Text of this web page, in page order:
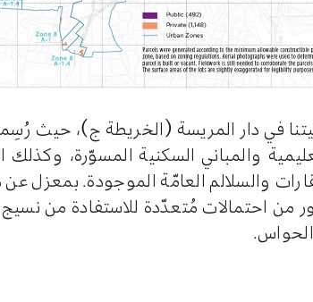
في دار المريسة (الخريطة ج)، حيث
والمباني السكنية المسوّرة،
والسلالم العامّة الموجودة. بمعزل
من احتمالات مُتعدّدة للاستفادة من